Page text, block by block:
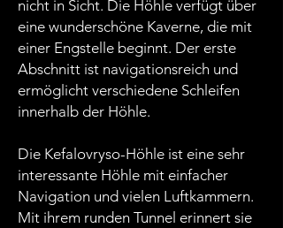
nicht in Sicht. Die Höhle verfügt über
eine wunderschöne Kaverne, die mit
einer Engstelle beginnt. Der erste
Abschnitt ist navigationsreich und
ermöglicht verschiedene Schleifen
innerhalb der Höhle.
Die Kefalovryso-Höhle ist eine sehr
interessante Höhle mit einfacher
Navigation und vielen Luftkammern.
Mit ihrem runden Tunnel erinnert sie